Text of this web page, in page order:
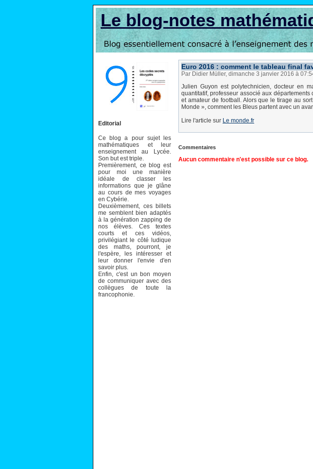
Le blog-notes
Editorial
Ce blog a pour sujet les
mathématiques et leur
enseignement au Lycée.
Son but est triple.
Premièrement, ce blog est
pour moi une manière
idéale de classer les
informations que je glâne
au cours de mes voyages
en Cybérie.
Deuxièmement, ces billets
me semblent bien adaptés
à la génération zapping de
nos élèves. Ces textes
courts et ces vidéos,
privilégiant le côté ludique
des maths, pourront, je
l'espère, les intéresser et
leur donner l'envie d'en
savoir plus.
Enfin, c'est un bon moyen
de communiquer avec des
collègues de toute la
francophonie.
Euro 2016 : comment le tableau final
Par Didier Müller, dimanche 3 janvier 2016 à
Julien Guyon est polytechnicien, docteur en
quantitatif, professeur associé aux
et amateur de football. Alors que le tirage au
Monde », comment les Bleus partent avec un
Lire l'article sur Le monde.fr
Commentaires
Aucun commentaire n'est possible sur ce blog.